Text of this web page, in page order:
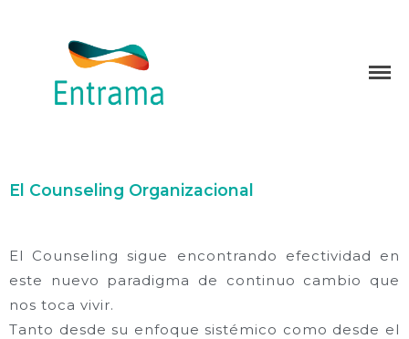
SN-Personal
Contacto
Consultora organizacional
El Counseling Organizacional
El Counseling sigue encontrando efectividad en
este nuevo paradigma de continuo cambio que
nos toca vivir.
Tanto desde su enfoque sistémico como desde el